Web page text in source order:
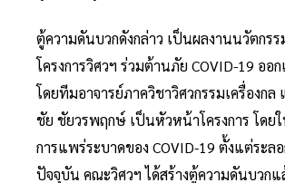
ตู้ความดันบวกดังกล่าว เป็นผลงานนวัตกร
โครงการวิศวฯ ร่วมต้านภัย COVID-19 ออ
โดยทีมอาจารย์ภาควิชาวิศวกรรมเครื่องกล
ชัย ชัยวรพฤกษ์ เป็นหัวหน้าโครงการ โดย
การแพร่ระบาดของ COVID-19 ตั้งแต่ระล
ปัจจุบัน คณะวิศวฯ ได้สร้างตู้ความดันบวก